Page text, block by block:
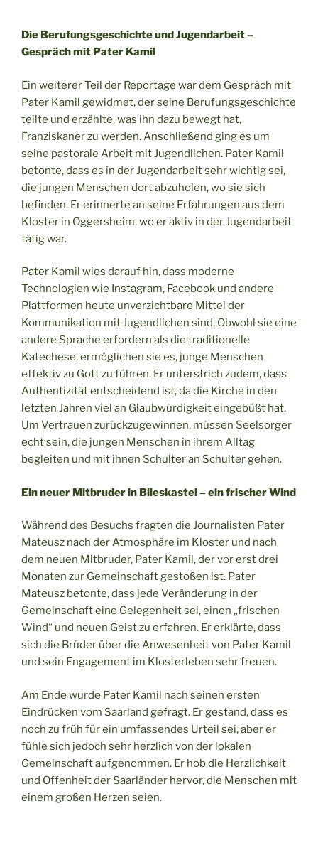
Die Berufungsgeschichte und Jugendarbeit –
Gespräch mit Pater Kamil
Ein weiterer Teil der Reportage war dem Gespräch mit
Pater Kamil gewidmet, der seine Berufungsgeschichte
teilte und erzählte, was ihn dazu bewegt hat,
Franziskaner zu werden. Anschließend ging es um
seine pastorale Arbeit mit Jugendlichen. Pater Kamil
betonte, dass es in der Jugendarbeit sehr wichtig sei,
die jungen Menschen dort abzuholen, wo sie sich
befinden. Er erinnerte an seine Erfahrungen aus dem
Kloster in Oggersheim, wo er aktiv in der Jugendarbeit
tätig war.
Pater Kamil wies darauf hin, dass moderne
Technologien wie Instagram, Facebook und andere
Plattformen heute unverzichtbare Mittel der
Kommunikation mit Jugendlichen sind. Obwohl sie eine
andere Sprache erfordern als die traditionelle
Katechese, ermöglichen sie es, junge Menschen
effektiv zu Gott zu führen. Er unterstrich zudem, dass
Authentizität entscheidend ist, da die Kirche in den
letzten Jahren viel an Glaubwürdigkeit eingebüßt hat.
Um Vertrauen zurückzugewinnen, müssen Seelsorger
echt sein, die jungen Menschen in ihrem Alltag
begleiten und mit ihnen Schulter an Schulter gehen.
Ein neuer Mitbruder in Blieskastel – ein frischer Wind
Während des Besuchs fragten die Journalisten Pater
Mateusz nach der Atmosphäre im Kloster und nach
dem neuen Mitbruder, Pater Kamil, der vor erst drei
Monaten zur Gemeinschaft gestoßen ist. Pater
Mateusz betonte, dass jede Veränderung in der
Gemeinschaft eine Gelegenheit sei, einen „frischen
Wind“ und neuen Geist zu erfahren. Er erklärte, dass
sich die Brüder über die Anwesenheit von Pater Kamil
und sein Engagement im Klosterleben sehr freuen.
Am Ende wurde Pater Kamil nach seinen ersten
Eindrücken vom Saarland gefragt. Er gestand, dass es
noch zu früh für ein umfassendes Urteil sei, aber er
fühle sich jedoch sehr herzlich von der lokalen
Gemeinschaft aufgenommen. Er hob die Herzlichkeit
und Offenheit der Saarländer hervor, die Menschen mit
einem großen Herzen seien.